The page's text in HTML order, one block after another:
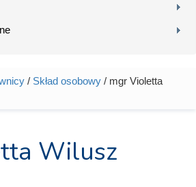
/ Skład osobowy / mgr Violetta
Wilusz